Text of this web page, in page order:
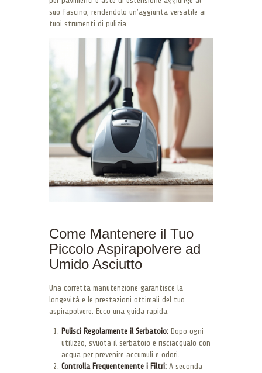
suo fascino, rendendolo un’aggiunta versatile ai
tuoi strumenti di pulizia.
Come Mantenere il Tuo
Piccolo Aspirapolvere ad
Umido Asciutto
Una corretta manutenzione garantisce la
longevità e le prestazioni ottimali del tuo
aspirapolvere. Ecco una guida rapida:
Pulisci Regolarmente il Serbatoio: Dopo ogni
utilizzo, svuota il serbatoio e risciacqualo con
acqua per prevenire accumuli e odori.
Controlla Frequentemente i Filtri: A seconda